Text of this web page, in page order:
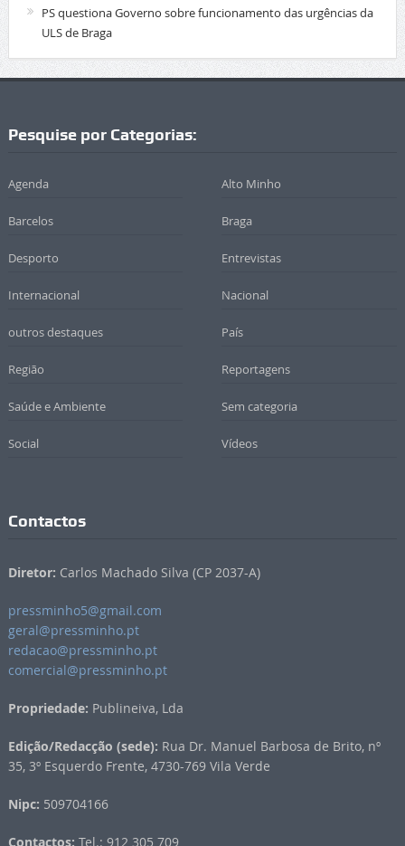
PS questiona Governo sobre funcionamento das urgências da
ULS de Braga
Pesquise por Categorias:
Agenda Alto Minho
Barcelos Braga
Desporto Entrevistas
Internacional Nacional
outros destaques País
Região Reportagens
Saúde e Ambiente Sem categoria
Social Vídeos
Contactos
Diretor: Carlos Machado Silva (CP 2037-A)
pressminho5@gmail.com
geral@pressminho.pt
redacao@pressminho.pt
comercial@pressminho.pt
Propriedade: Publineiva, Lda
Edição/Redacção (sede): Rua Dr. Manuel Barbosa de Brito, nº
35, 3º Esquerdo Frente, 4730-769 Vila Verde
Nipc: 509704166
Contactos: Tel.: 912 305 709